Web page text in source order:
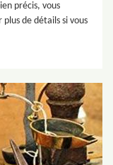
précis, vous
de détails si vous